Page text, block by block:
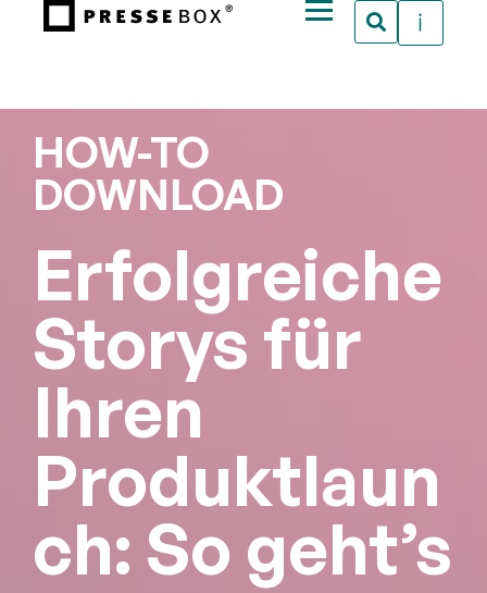
HOW-TO
DOWNLOAD
Erfolgreiche
Storys für
Ihren
Produktlaun
ch: So geht’s